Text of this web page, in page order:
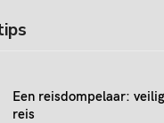
Een reisdompelaar:
reis